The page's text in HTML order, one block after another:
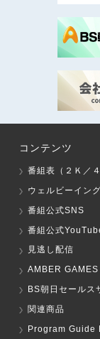
コンテンツ
番組表（２Ｋ／４
ウェルビーイン
番組公式SNS
番組公式
見逃し配信
AMBER GAMES
BS朝日セールス
関連商品
Program Guide